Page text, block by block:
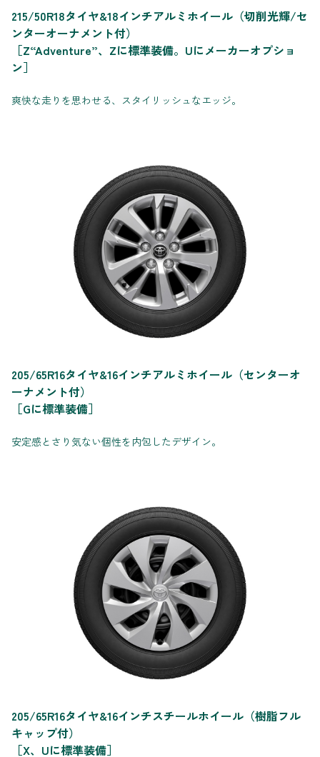
215/50R18タイヤ&18インチアルミホイール（切削光輝/セ
ンターオーナメント付）
［Z“Adventure”、Zに標準装備。Uにメーカーオプショ
ン］
爽快な走りを思わせる、スタイリッシュなエッジ。
205/65R16タイヤ&16インチアルミホイール（センターオ
ーナメント付）
［Gに標準装備］
安定感とさり気ない個性を内包したデザイン。
205/65R16タイヤ&16インチスチールホイール（樹脂フル
キャップ付）
［X、Uに標準装備］